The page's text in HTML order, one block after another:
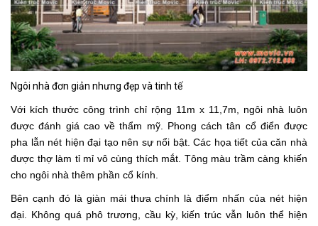
Ngôi nhà đơn giản nhưng đẹp và tinh tế
Với kích thước công trình chỉ rộng 11m x 11,7m, ngôi nhà luôn
được đánh giá cao về thẩm mỹ. Phong cách tân cổ điển được
pha lẫn nét hiện đại tạo nên sự nổi bật. Các họa tiết của căn nhà
được thợ làm tỉ mỉ vô cùng thích mắt. Tông màu trầm càng khiến
cho ngôi nhà thêm phần cổ kính.
Bên cạnh đó là giàn mái thưa chính là điểm nhấn của nét hiện
đại. Không quá phô trương, cầu kỳ, kiến trúc vẫn luôn thể hiện